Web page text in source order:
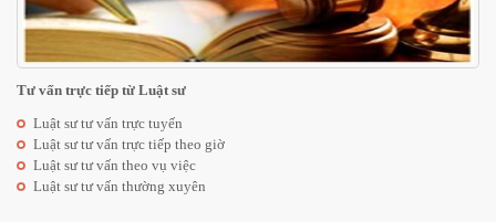
Tư vấn trực tiếp từ Luật sư
Luật sư tư vấn trực tuyến
Luật sư tư vấn trực tiếp theo giờ
Luật sư tư vấn theo vụ việc
Luật sư tư vấn thường xuyên